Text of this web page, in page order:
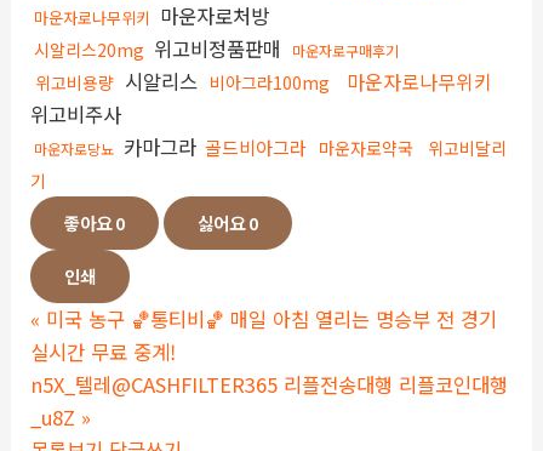
마운자로나무위키 마운자로처방
시알리스20mg 위고비정품판매 마운자로구매후기
위고비용량 시알리스 비아그라100mg
마운자로나무위키
위고비주사
마운자로당뇨 카마그라 골드비아그라 마운자로약국
위고비달리
기
좋아요0 싫어요0
인쇄
« 미국 농구 🏀통티비🏀 매일 아침 열리는 명승부 전 경기
실시간 무료 중계!
n5X_텔레@CASHFILTER365 리플전송대행 리플코인대행
_u8Z »